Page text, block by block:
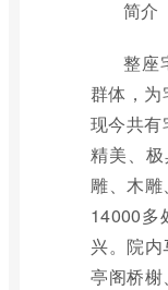
简介
整座
群体，为
现今共有
精美、
雕、木
14000多
兴。院内
亭阁桥